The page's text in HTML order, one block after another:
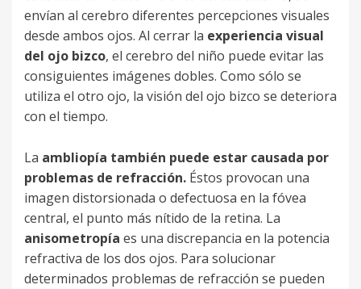
envían al cerebro diferentes percepciones visuales
desde ambos ojos. Al cerrar la experiencia visual
del ojo bizco, el cerebro del niño puede evitar las
consiguientes imágenes dobles. Como sólo se
utiliza el otro ojo, la visión del ojo bizco se deteriora
con el tiempo.
La ambliopía también puede estar causada por
problemas de refracción. Éstos provocan una
imagen distorsionada o defectuosa en la fóvea
central, el punto más nítido de la retina. La
anisometropía es una discrepancia en la potencia
refractiva de los dos ojos. Para solucionar
determinados problemas de refracción se pueden